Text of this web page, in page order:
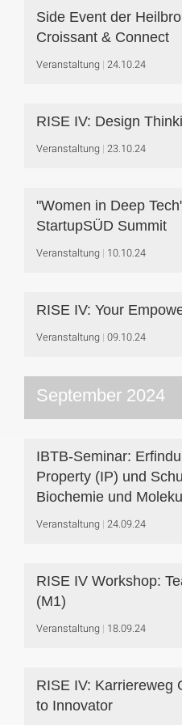
Side Event der
Croissant & Connect
Veranstaltung 24.10.24
RISE IV: Design
Veranstaltung 23.10.24
"Women in Deep
StartupSÜD Summit
Veranstaltung 10.10.24
RISE IV: Your
Veranstaltung 09.10.24
September 2024
IBTB-Seminar:
Property (IP) und
Biochemie und
Veranstaltung 24.09.24
RISE IV Workshop:
(M1)
Veranstaltung 18.09.24
RISE IV: Karriereweg
to Innovator